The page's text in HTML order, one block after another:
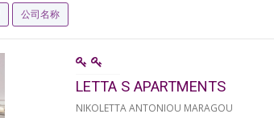
公司名称
LETTA S APARTMENTS
NIKOLETTA ANTONIOU MARAGOU